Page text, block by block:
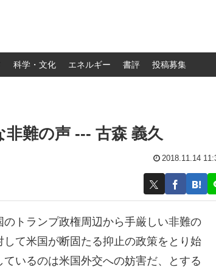
科学・文化 エネルギー 書評 投稿募集
難の声 --- 古森 義久
2018.11.14
トランプ政権周辺から手厳しい非難の
て米国が断固たる抑止の政策をとり始
いるのは米国外交への妨害だ、とする